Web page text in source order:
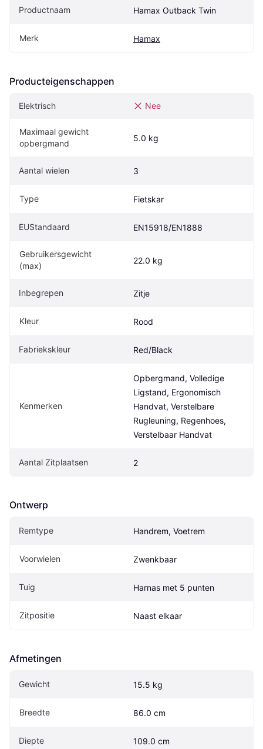
Productnaam Hamax Outback Twin
Merk Hamax
Producteigenschappen
Elektrisch Nee
Maximaal gewicht
opbergmand
5.0 kg
Aantal wielen 3
Type Fietskar
EUStandaard EN15918/EN1888
Gebruikersgewicht
(max)
22.0 kg
Inbegrepen Zitje
Kleur Rood
Fabriekskleur Red/Black
Kenmerken
Opbergmand, Volledige
Ligstand, Ergonomisch
Handvat, Verstelbare
Rugleuning, Regenhoes,
Verstelbaar Handvat
Aantal Zitplaatsen 2
Ontwerp
Remtype Handrem, Voetrem
Voorwielen Zwenkbaar
Tuig Harnas met 5 punten
Zitpositie Naast elkaar
Afmetingen
Gewicht 15.5 kg
Breedte 86.0 cm
Diepte 109.0 cm